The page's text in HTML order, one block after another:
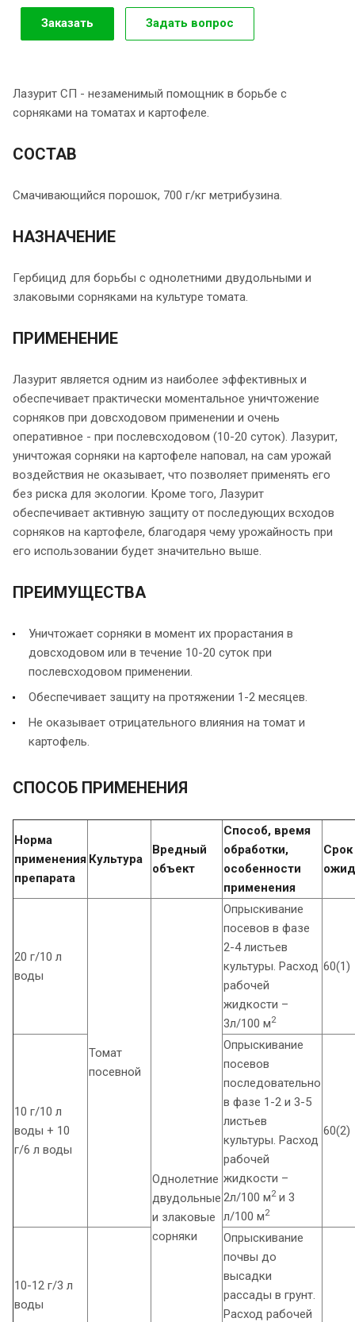
Заказать Задать вопрос
Лазурит СП - незаменимый помощник в борьбе с
сорняками на томатах и картофеле.
СОСТАВ
Смачивающийся порошок, 700 г/кг метрибузина.
НАЗНАЧЕНИЕ
Гербицид для борьбы с однолетними двудольными и
злаковыми сорняками на культуре томата.
ПРИМЕНЕНИЕ
Лазурит является одним из наиболее эффективных и
обеспечивает практически моментальное уничтожение
сорняков при довсходовом применении и очень
оперативное - при послевсходовом (10-20 суток). Лазурит,
уничтожая сорняки на картофеле наповал, на сам урожай
воздействия не оказывает, что позволяет применять его
без риска для экологии. Кроме того, Лазурит
обеспечивает активную защиту от последующих всходов
сорняков на картофеле, благодаря чему урожайность при
его использовании будет значительно выше.
ПРЕИМУЩЕСТВА
Уничтожает сорняки в момент их прорастания в
довсходовом или в течение 10-20 суток при
послевсходовом применении.
Обеспечивает защиту на протяжении 1-2 месяцев.
Не оказывает отрицательного влияния на томат и
картофель.
СПОСОБ ПРИМЕНЕНИЯ
Норма
применения
препарата
Культура
Вредный
объект
Способ, время
обработки,
особенности
применения
Срок
20 г/10 л
воды
Томат
посевной
Однолетние
двудольные
и злаковые
сорняки
Опрыскивание
посевов в фазе
2-4 листьев
культуры. Расход
рабочей
жидкости –
3л/100 м2
60(1)
10 г/10 л
воды + 10
г/6 л воды
Опрыскивание
посевов
последовательно
в фазе 1-2 и 3-5
листьев
культуры. Расход
рабочей
жидкости –
2л/100 м2и 3
л/100 м2
60(2)
10-12 г/3 л
воды
Опрыскивание
почвы до
высадки
рассады в грунт.
Расход рабочей